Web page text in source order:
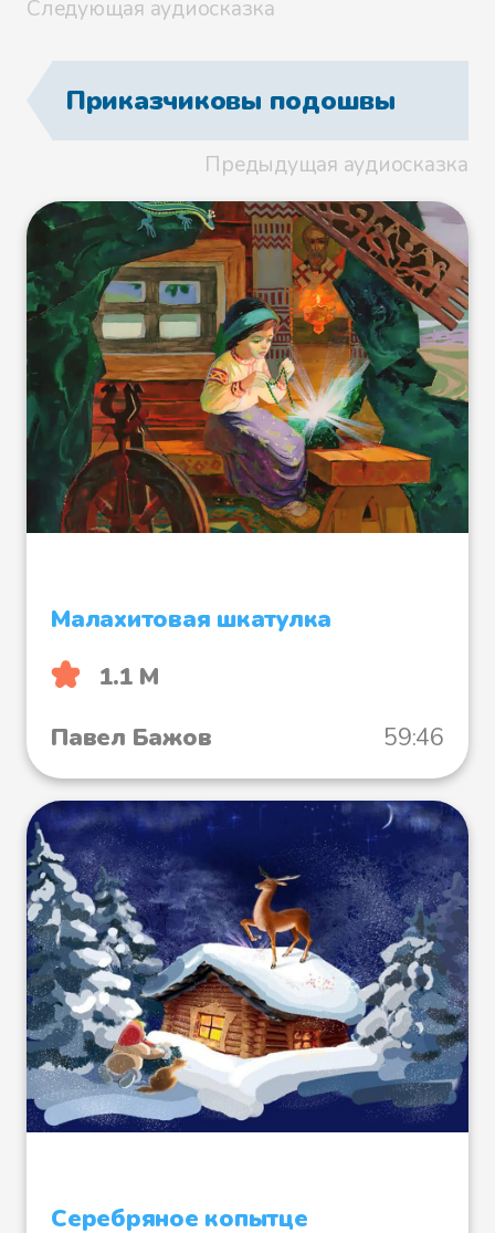
Следующая аудиосказка
Приказчиковы подошвы
Предыдущая аудиосказка
Малахитовая шкатулка
1.1 М
Павел Бажов
59:46
Серебряное копытце